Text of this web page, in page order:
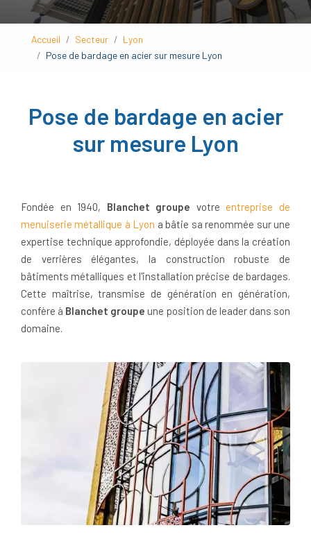
Accueil Secteur
Lyon
Pose de bardage en acier sur mesure Lyon
Pose de bardage en acier
sur mesure Lyon
Fondée en 1940, Blanchet groupe votre entreprise de
menuiserie métallique à Lyon a bâtie sa renommée sur une
expertise technique approfondie, déployée dans la création
de verrières élégantes, la construction robuste de
bâtiments métalliques et l'installation précise de bardages.
Cette maîtrise, transmise de génération en génération,
confère à Blanchet groupe une position de leader dans son
domaine.